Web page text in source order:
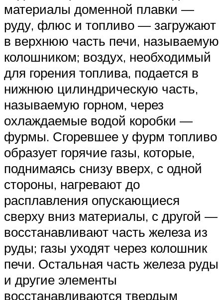
материалы доменной плавки —
руду, флюс и топливо — загружают
в верхнюю часть печи, называемую
колошником; воздух, необходимый
для горения топлива, подается в
нижнюю цилиндрическую часть,
называемую горном, через
охлаждаемые водой коробки —
фурмы. Сгоревшее у фурм топливо
образует горячие газы, которые,
поднимаясь снизу вверх, с одной
стороны, нагревают до
расплавления опускающиеся
сверху вниз материалы, с другой —
восстанавливают часть железа из
руды; газы уходят через колошник
печи. Остальная часть железа руды
и другие элементы
восстанавливаются твердым